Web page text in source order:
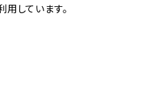
しています。